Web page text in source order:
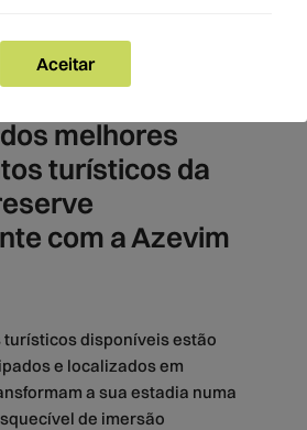
melhores
turísticos da
com a Azevim
turísticos disponíveis estão
e localizados em
a sua estadia numa
de imersão
Aceitar